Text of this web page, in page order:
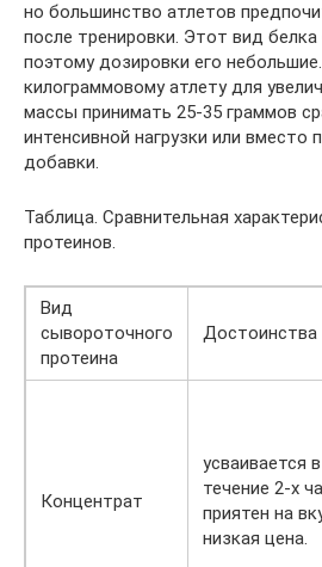
но большинство атлетов
после тренировки. Этот вид
поэтому дозировки его
килограммовому атлету для
массы принимать 25-35 граммов
интенсивной нагрузки или вместо
добавки.
Таблица. Сравнительная
протеинов.
Вид
сывороточного
протеина
Достоинства
Концентрат
усваивается в
течение 2-х
приятен на
низкая цена.